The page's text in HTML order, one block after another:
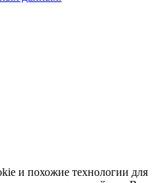
и похожие технологии для